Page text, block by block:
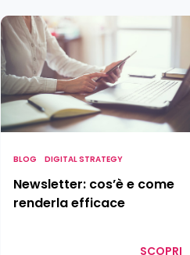
Newsletter:
cos’è
e
come
renderla
efficace
BLOG DIGITAL STRATEGY
Newsletter: cos’è e come
renderla efficace
SCOPRI